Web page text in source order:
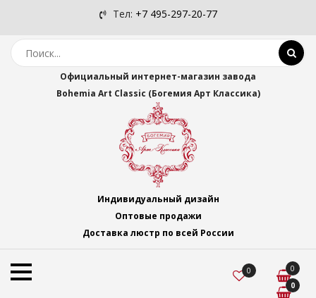
Тел: +7 495-297-20-77
Официальный интернет-магазин завода
Bohemia Art Classic (Богемия Арт Классика)
Индивидуальный дизайн
Оптовые продажи
Доставка люстр по всей России
0
0
0